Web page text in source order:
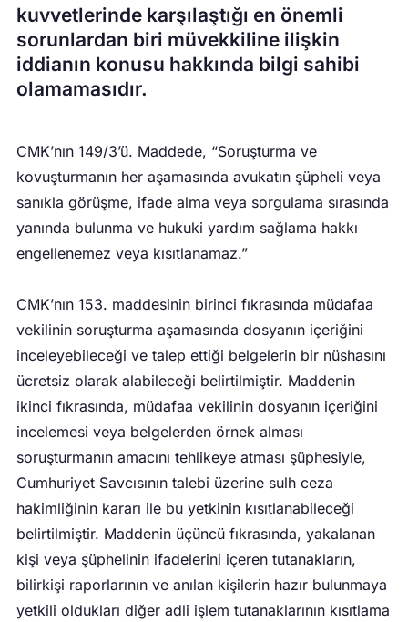
kuvvetlerinde karşılaştığı en önemli
sorunlardan biri müvekkiline ilişkin
iddianın konusu hakkında bilgi sahibi
olamamasıdır. ​
CMK’nın 149/3’ü. Maddede, “Soruşturma ve
kovuşturmanın her aşamasında avukatın şüpheli veya
sanıkla görüşme, ifade alma veya sorgulama sırasında
yanında bulunma ve hukuki yardım sağlama hakkı
engellenemez veya kısıtlanamaz.”
CMK’nın 153. maddesinin birinci fıkrasında müdafaa
vekilinin soruşturma aşamasında dosyanın içeriğini
inceleyebileceği ve talep ettiği belgelerin bir nüshasını
ücretsiz olarak alabileceği belirtilmiştir. Maddenin
ikinci fıkrasında, müdafaa vekilinin dosyanın içeriğini
incelemesi veya belgelerden örnek alması
soruşturmanın amacını tehlikeye atması şüphesiyle,
Cumhuriyet Savcısının talebi üzerine sulh ceza
hakimliğinin kararı ile bu yetkinin kısıtlanabileceği
belirtilmiştir. Maddenin üçüncü fıkrasında, yakalanan
kişi veya şüphelinin ifadelerini içeren tutanakların,
bilirkişi raporlarının ve anılan kişilerin hazır bulunmaya
yetkili oldukları diğer adli işlem tutanaklarının kısıtlama